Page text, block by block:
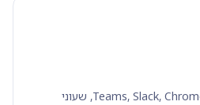
החתמה דרך אפליקציה, Teams, Slack, Chrome, שעוני